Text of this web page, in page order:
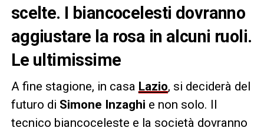
scelte. I biancocelesti dovranno
aggiustare la rosa in alcuni ruoli.
Le ultimissime
A fine stagione, in casa Lazio, si deciderà del
futuro di Simone Inzaghi e non solo. Il
tecnico biancoceleste e la società dovranno